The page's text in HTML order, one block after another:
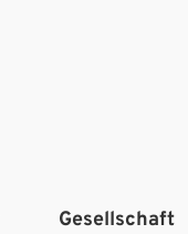
Gesellschaft